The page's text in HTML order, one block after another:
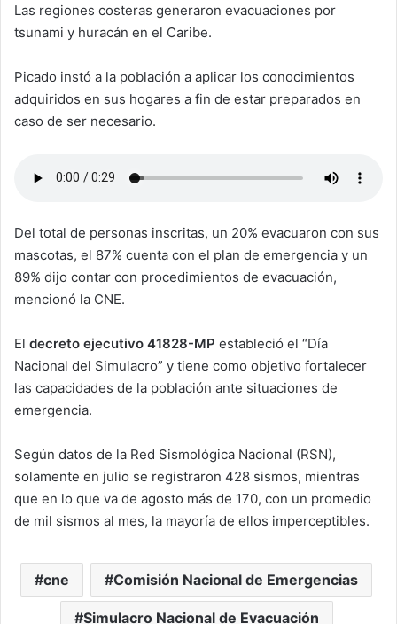
Las regiones costeras generaron evacuaciones por
tsunami y huracán en el Caribe.
Picado instó a la población a aplicar los conocimientos
adquiridos en sus hogares a fin de estar preparados en
caso de ser necesario.
Del total de personas inscritas, un 20% evacuaron con sus
mascotas, el 87% cuenta con el plan de emergencia y un
89% dijo contar con procedimientos de evacuación,
mencionó la CNE.
El decreto ejecutivo 41828-MP estableció el “Día
Nacional del Simulacro” y tiene como objetivo fortalecer
las capacidades de la población ante situaciones de
emergencia.
Según datos de la Red Sismológica Nacional (RSN),
solamente en julio se registraron 428 sismos, mientras
que en lo que va de agosto más de 170, con un promedio
de mil sismos al mes, la mayoría de ellos imperceptibles.
cne Comisión Nacional de Emergencias
Simulacro Nacional de Evacuación